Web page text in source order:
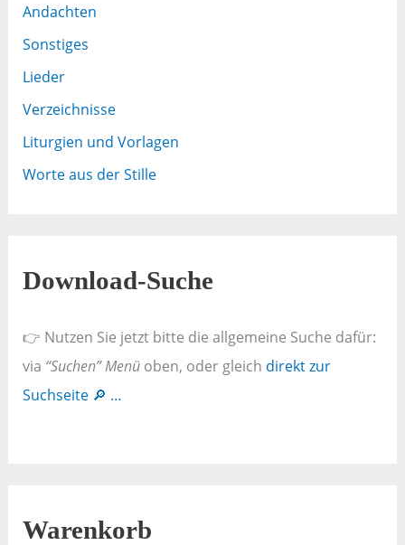
Andachten
Sonstiges
Lieder
Verzeichnisse
Liturgien und Vorlagen
Worte aus der Stille
Download-Suche
👉 Nutzen Sie jetzt bitte die allgemeine Suche dafür:
via “Suchen” Menüoben, oder gleich direkt zur
Suchseite 🔎 …
Warenkorb